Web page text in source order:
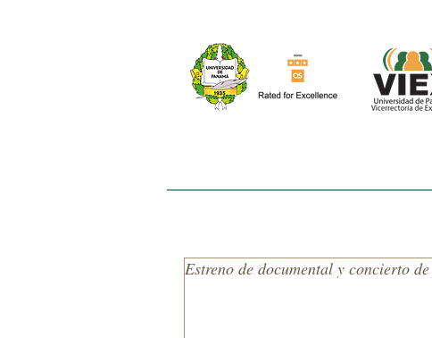
Estreno de documental y concierto